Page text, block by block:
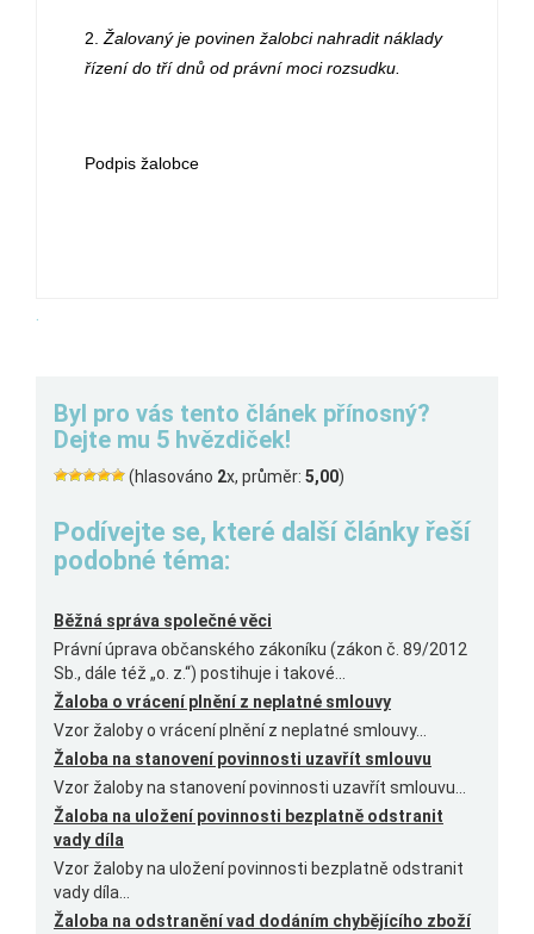
2. Žalovaný je povinen žalobci nahradit náklady
řízení do tří dnů od právní moci rozsudku.
Podpis žalobce
.
Byl pro vás tento článek přínosný?
Dejte mu 5 hvězdiček!
(hlasováno 2x, průměr: 5,00)
Podívejte se, které další články řeší
podobné téma:
Běžná správa společné věci
Právní úprava občanského zákoníku (zákon č. 89/2012
Sb., dále též „o. z.“) postihuje i takové...
Žaloba o vrácení plnění z neplatné smlouvy
Vzor žaloby o vrácení plnění z neplatné smlouvy...
Žaloba na stanovení povinnosti uzavřít smlouvu
Vzor žaloby na stanovení povinnosti uzavřít smlouvu...
Žaloba na uložení povinnosti bezplatně odstranit
vady díla
Vzor žaloby na uložení povinnosti bezplatně odstranit
vady díla...
Žaloba na odstranění vad dodáním chybějícího zboží